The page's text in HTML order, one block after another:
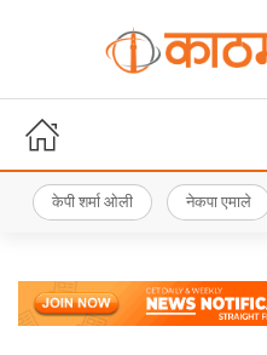
केपी शर्मा ओली नेकपा एमाले